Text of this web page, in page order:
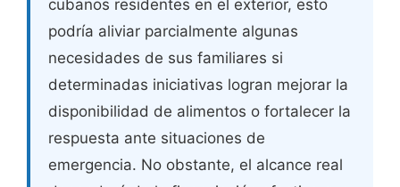
cubanos residentes en el exterior, esto
podría aliviar parcialmente algunas
necesidades de sus familiares si
determinadas iniciativas logran mejorar la
disponibilidad de alimentos o fortalecer la
respuesta ante situaciones de
emergencia. No obstante, el alcance real